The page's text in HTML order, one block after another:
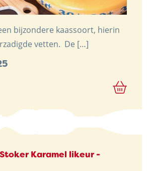
bijzondere kaassoort, hierin
vetten. De […]
Prijsklasse:
Karamel likeur -